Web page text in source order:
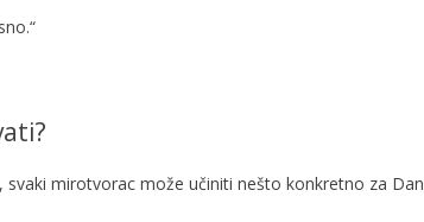
mirotvorac može učiniti nešto konkretno za Dan